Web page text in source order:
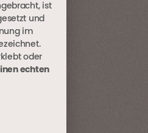
ist
und
im
oder
echten